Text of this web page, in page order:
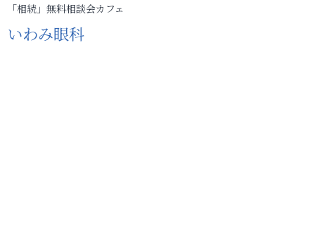
「相続」無料相談会カフェ
いわみ眼科